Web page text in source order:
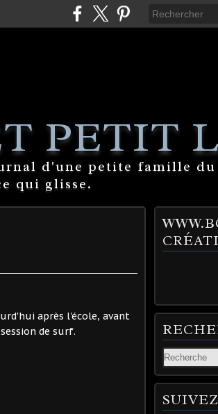
PETIT
d'une petite famille du
qui glisse.
après l'école, avant
de surf.